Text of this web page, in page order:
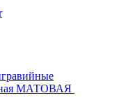
МАТОВАЯ